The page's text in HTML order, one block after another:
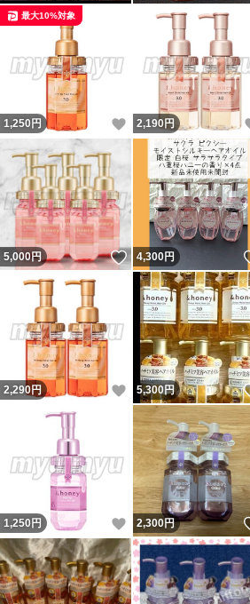
1,250 円 いいね！
最大10%対象
2,190円
5,000円 いいね！
4,300円
2,290円 いいね！
5,300円
1,250 円 いいね！
2,300円